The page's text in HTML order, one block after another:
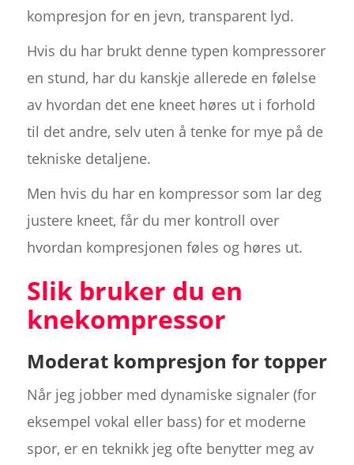
kompresjon for en jevn, transparent lyd.
Hvis du har brukt denne typen kompressorer
en stund, har du kanskje allerede en følelse
av hvordan det ene kneet høres ut i forhold
til det andre, selv uten å tenke for mye på de
tekniske detaljene.
Men hvis du har en kompressor som lar deg
justere kneet, får du mer kontroll over
hvordan kompresjonen føles og høres ut.
Slik bruker du en
knekompressor
Moderat kompresjon for topper
Når jeg jobber med dynamiske signaler (for
eksempel vokal eller bass) for et moderne
spor, er en teknikk jeg ofte benytter meg av